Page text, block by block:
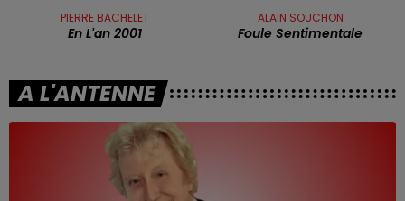
PIERRE BACHELET
En L'an 2001
ALAIN SOUCHON
Foule Sentimentale
A L'ANTENNE